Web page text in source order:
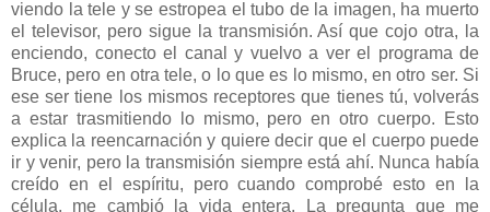
viendo la tele y se estropea el tubo de la imagen, ha muerto
el televisor, pero sigue la transmisión. Así que cojo otra, la
enciendo, conecto el canal y vuelvo a ver el programa de
Bruce, pero en otra tele, o lo que es lo mismo, en otro ser. Si
ese ser tiene los mismos receptores que tienes tú, volverás
a estar trasmitiendo lo mismo, pero en otro cuerpo. Esto
explica la reencarnación y quiere decir que el cuerpo puede
ir y venir, pero la transmisión siempre está ahí. Nunca había
creído en el espíritu, pero cuando comprobé esto en la
célula, me cambió la vida entera. La pregunta que me